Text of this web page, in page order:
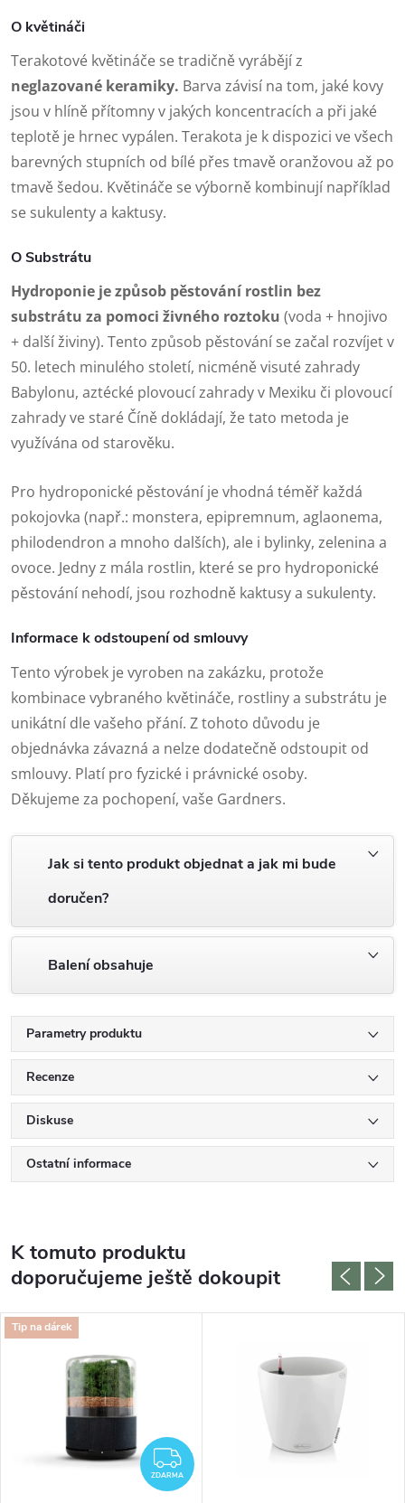
O květináči
Terakotové květináče se tradičně vyrábějí z
neglazované keramiky. Barva závisí na tom, jaké kovy
jsou v hlíně přítomny v jakých koncentracích a při jaké
teplotě je hrnec vypálen. Terakota je k dispozici ve všech
barevných stupních od bílé přes tmavě oranžovou až po
tmavě šedou. Květináče se výborně kombinují například
se sukulenty a kaktusy.
O Substrátu
Hydroponie je způsob pěstování rostlin bez
substrátu za pomoci živného roztoku (voda + hnojivo
+ další živiny). Tento způsob pěstování se začal rozvíjet v
50. letech minulého století, nicméně visuté zahrady
Babylonu, aztécké plovoucí zahrady v Mexiku či plovoucí
zahrady ve staré Číně dokládají, že tato metoda je
využívána od starověku.
Pro hydroponické pěstování je vhodná téměř každá
pokojovka (např.: monstera, epipremnum, aglaonema,
philodendron a mnoho dalších), ale i bylinky, zelenina a
ovoce. Jedny z mála rostlin, které se pro hydroponické
pěstování nehodí, jsou rozhodně kaktusy a sukulenty.
Informace k odstoupení od smlouvy
Tento výrobek je vyroben na zakázku, protože
kombinace vybraného květináče, rostliny a substrátu je
unikátní dle vašeho přání. Z tohoto důvodu je
objednávka závazná a nelze dodatečně odstoupit od
smlouvy. Platí pro fyzické i právnické osoby.
Děkujeme za pochopení, vaše Gardners.
Jak si tento produkt objednat a jak mi bude
doručen?
Balení obsahuje
Parametry produktu
Recenze
Diskuse
Ostatní informace
K tomuto produktu
doporučujeme ještě dokoupit
Tip na dárek
ZDARMA
ZDARMA